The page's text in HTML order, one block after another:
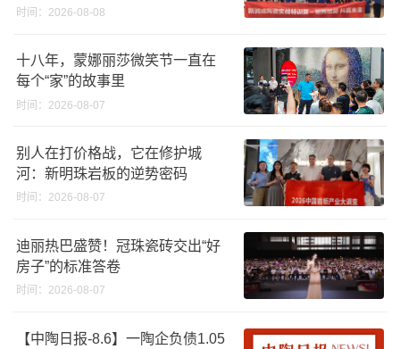
时间：2026-08-08
十八年，蒙娜丽莎微笑节一直在
每个“家”的故事里
时间：2026-08-07
别人在打价格战，它在修护城
河：新明珠岩板的逆势密码
时间：2026-08-07
迪丽热巴盛赞！冠珠瓷砖交出“好
房子”的标准答卷
时间：2026-08-07
【中陶日报-8.6】一陶企负债1.05